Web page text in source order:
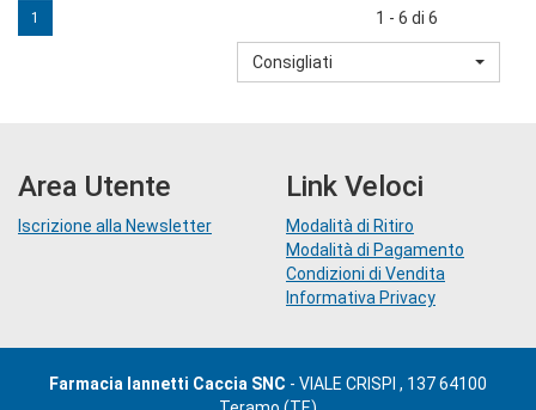
1 1 - 6 di 6
Consigliati
Area Utente
Iscrizione alla Newsletter
Link Veloci
Modalità di Ritiro
Modalità di Pagamento
Condizioni di Vendita
Informativa Privacy
Farmacia Iannetti Caccia SNC - VIALE CRISPI , 137 64100